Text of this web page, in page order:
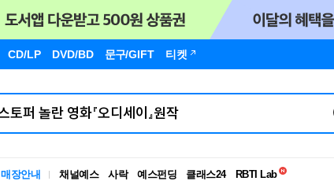
CD/LP DVD/BD 문구/GIFT 티켓
매장안내 채널예스 사락 예스펀딩 클래스24
독서유형검사